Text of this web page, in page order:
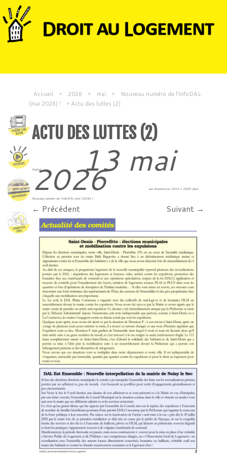
Accueil » 2026 » mai »
Nouveau numéro de l’infoDAL
(mai 2026) !
» Actu des luttes (2)
ACTU DES LUTTES (2)
Publié 13 mai
2026 aux dimensions 1414 × 2000 dans
Nouveau numéro de l’infoDAL (mai 2026) !.
← Précédent Suivant →